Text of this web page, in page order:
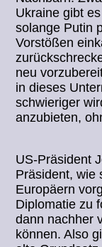
Ukraine gibt
solange Putin
Vorstößen
neu
in dieses
schwieriger
anzubieten,
US-Präsident
Präsident, wie
Europäern
Diplomatie zu
dann nachher
können. Also